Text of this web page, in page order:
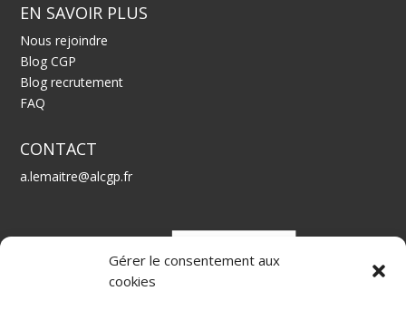
Gérer le consentement aux
cookies
EN SAVOIR PLUS
Nous rejoindre
Blog CGP
Blog recrutement
FAQ
CONTACT
a.lemaitre@alcgp.fr